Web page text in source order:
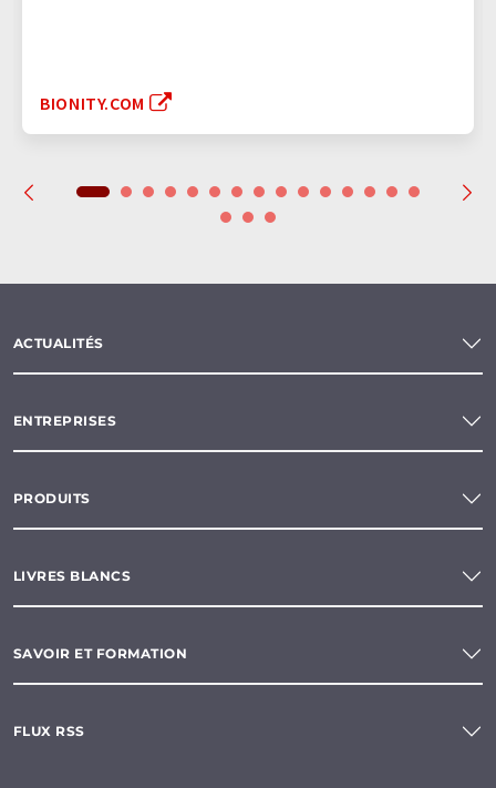
BIONITY.COM
ACTUALITÉS
ENTREPRISES
PRODUITS
LIVRES BLANCS
SAVOIR ET FORMATION
FLUX RSS